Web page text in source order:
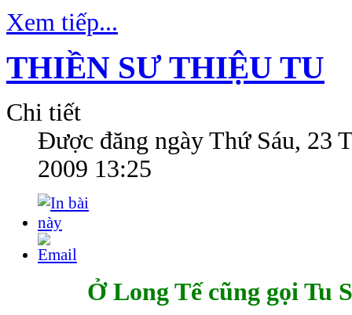
Xem tiếp...
THIỀN SƯ THIỆU TU
Chi tiết
Được đăng ngày Thứ Sáu, 23
2009 13:25
Ở Long Tế cũng gọi Tu